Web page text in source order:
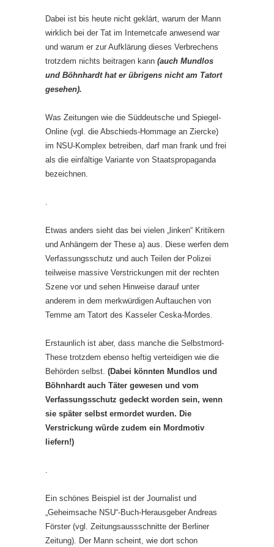
Dabei ist bis heute nicht geklärt, warum der Mann
wirklich bei der Tat im Internetcafe anwesend war
und warum er zur Aufklärung dieses Verbrechens
trotzdem nichts beitragen kann (auch Mundlos
und Böhnhardt hat er übrigens nicht am Tatort
gesehen).
Was Zeitungen wie die Süddeutsche und Spiegel-
Online (vgl. die Abschieds-Hommage an Ziercke)
im NSU-Komplex betreiben, darf man frank und frei
als die einfältige Variante von Staatspropaganda
bezeichnen.
.
Etwas anders sieht das bei vielen „linken“ Kritikern
und Anhängern der These a) aus. Diese werfen dem
Verfassungsschutz und auch Teilen der Polizei
teilweise massive Verstrickungen mit der rechten
Szene vor und sehen Hinweise darauf unter
anderem in dem merkwürdigen Auftauchen von
Temme am Tatort des Kasseler Ceska-Mordes.
Erstaunlich ist aber, dass manche die Selbstmord-
These trotzdem ebenso heftig verteidigen wie die
Behörden selbst. (Dabei könnten Mundlos und
Böhnhardt auch Täter gewesen und vom
Verfassungsschutz gedeckt worden sein, wenn
sie später selbst ermordet wurden. Die
Verstrickung würde zudem ein Mordmotiv
liefern!)
.
Ein schönes Beispiel ist der Journalist und
„Geheimsache NSU“-Buch-Herausgeber Andreas
Förster (vgl. Zeitungsaussschnitte der Berliner
Zeitung). Der Mann scheint, wie dort schon